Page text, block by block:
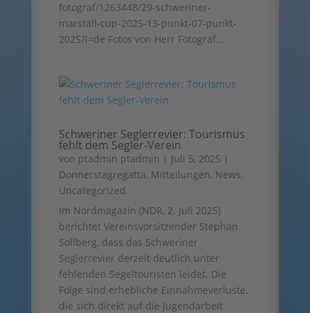
fotograf/1263448/29-schweriner-
marstall-cup-2025-13-punkt-07-punkt-
2025?l=de Fotos von Herr Fotograf...
Schweriner Seglerrevier: Tourismus
fehlt dem Segler‑Verein
von ptadmin ptadmin | Juli 5, 2025 |
Donnerstagregatta, Mitteilungen, News,
Uncategorized
Im Nordmagazin (NDR, 2. Juli 2025)
berichtet Vereinsvorsitzender Stephan
Sollberg, dass das Schweriner
Seglerrevier derzeit deutlich unter
fehlenden Segeltouristen leidet. Die
Folge sind erhebliche Einnahmeverluste,
die sich direkt auf die Jugendarbeit